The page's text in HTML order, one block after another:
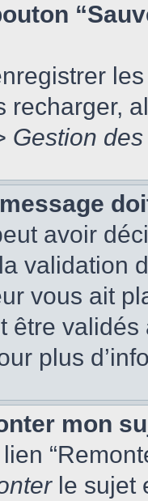
recharger,
Gestion
avoir
validation
vous ait
être validés
plus
mon
le sujet